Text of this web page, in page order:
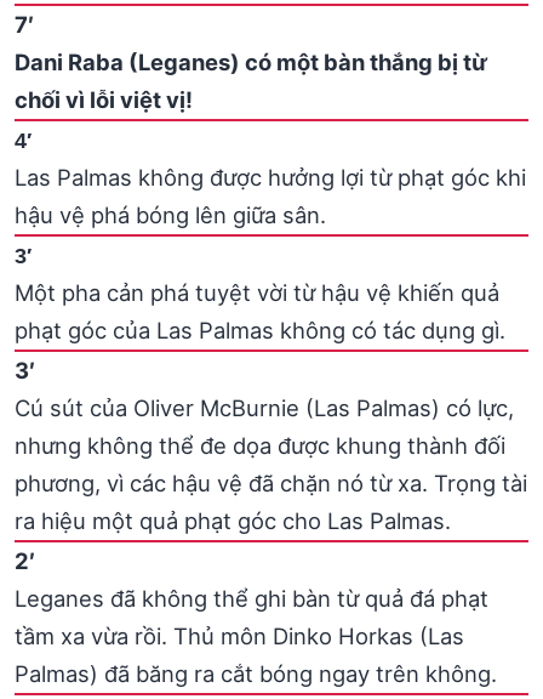
7′
Dani Raba (Leganes) có một bàn thắng bị từ
chối vì lỗi việt vị!
4′
Las Palmas không được hưởng lợi từ phạt góc khi
hậu vệ phá bóng lên giữa sân.
3′
Một pha cản phá tuyệt vời từ hậu vệ khiến quả
phạt góc của Las Palmas không có tác dụng gì.
3′
Cú sút của Oliver McBurnie (Las Palmas) có lực,
nhưng không thể đe dọa được khung thành đối
phương, vì các hậu vệ đã chặn nó từ xa. Trọng tài
ra hiệu một quả phạt góc cho Las Palmas.
2′
Leganes đã không thể ghi bàn từ quả đá phạt
tầm xa vừa rồi. Thủ môn Dinko Horkas (Las
Palmas) đã băng ra cắt bóng ngay trên không.